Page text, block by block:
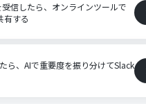
信したら、オンラインツールで
有する
ら、AIで重要度を振り分けてSlack